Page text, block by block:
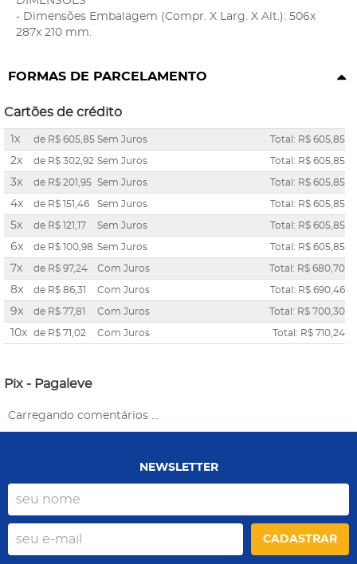
- Dimensões Embalagem (Compr. X Larg. X Alt.): 506x
287x 210 mm.
FORMAS DE PARCELAMENTO
Cartões de crédito
1x de R$ 605,85 Sem Juros Total: R$ 605,85
2x de R$ 302,92 Sem Juros Total: R$ 605,85
3x de R$ 201,95 Sem Juros Total: R$ 605,85
4x de R$ 151,46 Sem Juros Total: R$ 605,85
5x de R$ 121,17 Sem Juros Total: R$ 605,85
6x de R$ 100,98 Sem Juros Total: R$ 605,85
7x de R$ 97,24 Com Juros Total: R$ 680,70
8x de R$ 86,31 Com Juros Total: R$ 690,46
9x de R$ 77,81 Com Juros Total: R$ 700,30
10x de R$ 71,02 Com Juros Total: R$ 710,24
Pix - Pagaleve
Carregando comentários ...
NEWSLETTER
CADASTRAR